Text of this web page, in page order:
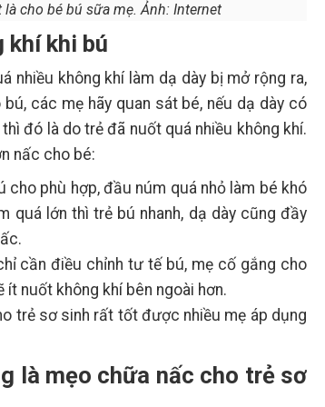
cho bé bú sữa mẹ. Ảnh: Internet
khí khi bú
nhiều không khí làm dạ dày bị mở rộng ra,
các mẹ hãy quan sát bé, nếu dạ dày có
đó là do trẻ đã nuốt quá nhiều không khí.
nấc cho bé:
cho phù hợp, đầu núm quá nhỏ làm bé khó
quá lớn thì trẻ bú nhanh, dạ dày cũng đầy
cần điều chỉnh tư tế bú, mẹ cố gắng cho
nuốt không khí bên ngoài hơn.
trẻ sơ sinh rất tốt được nhiều mẹ áp dụng
là mẹo chữa nấc cho trẻ sơ